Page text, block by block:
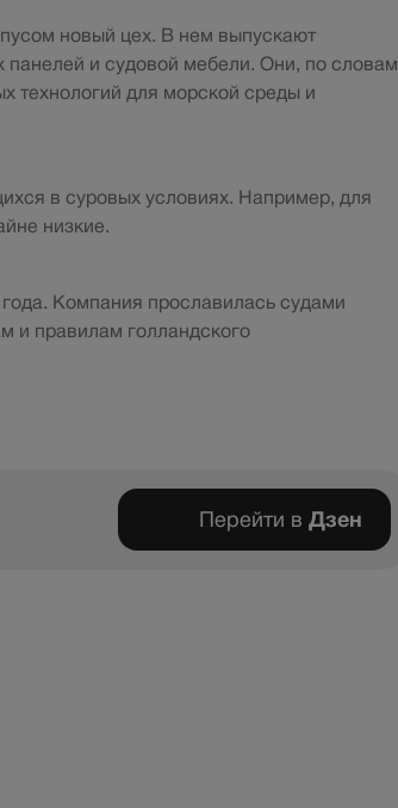
новый цех. В нем выпускают
и судовой мебели. Они, по словам
технологий для морской среды и
в суровых условиях. Например, для
низкие.
Компания прославилась судами
и правилам голландского
Перейти в Дзен